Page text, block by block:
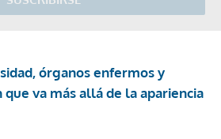
órganos enfermos y
que va más allá de la apariencia